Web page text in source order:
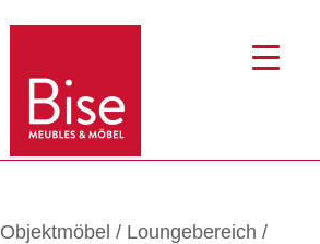
Objektmöbel / Loungebereich /